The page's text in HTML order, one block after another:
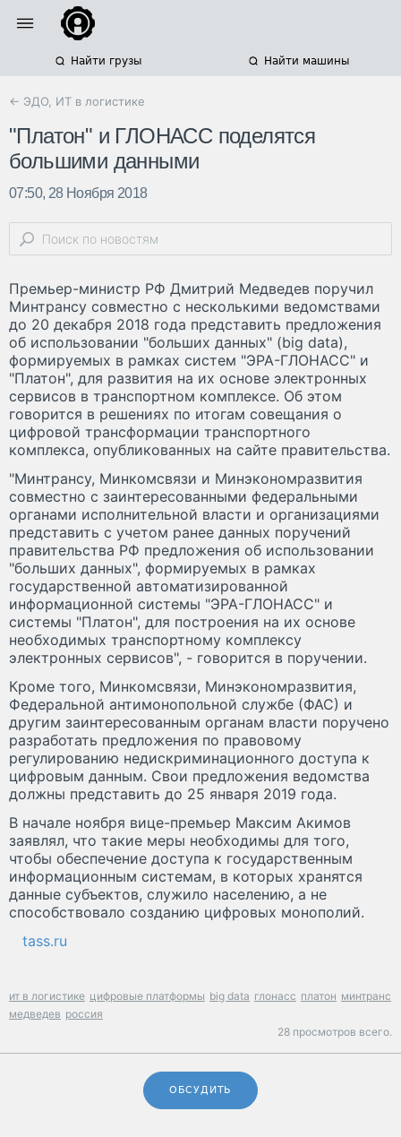
Найти грузы Найти машины
← ЭДО, ИТ в логистике
"Платон" и ГЛОНАСС поделятся
большими данными
07:50, 28 Ноября 2018
Премьер-министр РФ Дмитрий Медведев поручил
Минтрансу совместно с несколькими ведомствами
до 20 декабря 2018 года представить предложения
об использовании "больших данных" (big data),
формируемых в рамках систем "ЭРА-ГЛОНАСС" и
"Платон", для развития на их основе электронных
сервисов в транспортном комплексе. Об этом
говорится в решениях по итогам совещания о
цифровой трансформации транспортного
комплекса, опубликованных на сайте правительства.
"Минтрансу, Минкомсвязи и Минэкономразвития
совместно с заинтересованными федеральными
органами исполнительной власти и организациями
представить с учетом ранее данных поручений
правительства РФ предложения об использовании
"больших данных", формируемых в рамках
государственной автоматизированной
информационной системы "ЭРА-ГЛОНАСС" и
системы "Платон", для построения на их основе
необходимых транспортному комплексу
электронных сервисов", - говорится в поручении.
Кроме того, Минкомсвязи, Минэкономразвития,
Федеральной антимонопольной службе (ФАС) и
другим заинтересованным органам власти поручено
разработать предложения по правовому
регулированию недискриминационного доступа к
цифровым данным. Свои предложения ведомства
должны представить до 25 января 2019 года.
В начале ноября вице-премьер Максим Акимов
заявлял, что такие меры необходимы для того,
чтобы обеспечение доступа к государственным
информационным системам, в которых хранятся
данные субъектов, служило населению, а не
способствовало созданию цифровых монополий.
tass.ru
ит в логистике цифровые платформы big data глонасс платон минтранс
медведев россия
28 просмотров всего.
ОБСУДИТЬ